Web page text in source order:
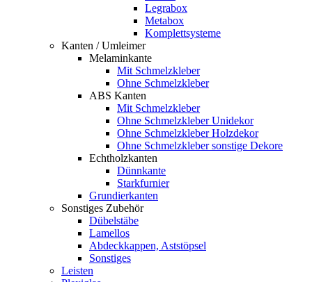
Legrabox
Metabox
Komplettsysteme
Kanten / Umleimer
Melaminkante
Mit Schmelzkleber
Ohne Schmelzkleber
ABS Kanten
Mit Schmelzkleber
Ohne Schmelzkleber Unidekor
Ohne Schmelzkleber Holzdekor
Ohne Schmelzkleber sonstige Dekore
Echtholzkanten
Dünnkante
Starkfurnier
Grundierkanten
Sonstiges Zubehör
Dübelstäbe
Lamellos
Abdeckkappen, Aststöpsel
Sonstiges
Leisten